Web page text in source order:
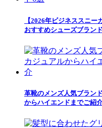
【2026年ビジネススニー
おすすめシューズブラン
革靴のメンズ人気ブラン
からハイエンドまでご紹